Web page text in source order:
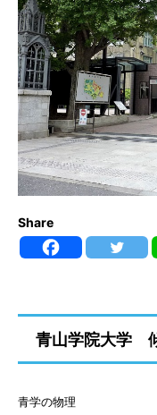
Share
青山学院大学
青学の物理